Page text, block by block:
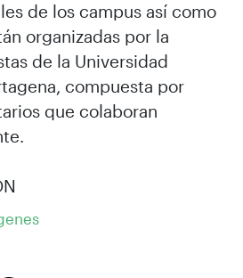
de los campus así como
organizadas por la
de la Universidad
compuesta por
que colaboran